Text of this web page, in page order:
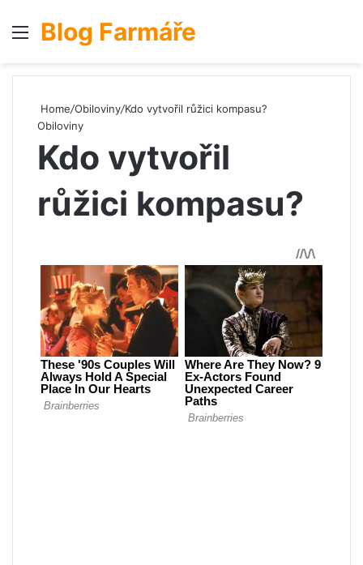
Menu
Blog Farmáře
Home/Obiloviny/Kdo vytvořil růžici kompasu?
Obiloviny
Kdo vytvořil
růžici kompasu?